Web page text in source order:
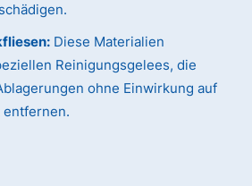
Diese Materialien
Reinigungsgelees, die
ohne Einwirkung auf